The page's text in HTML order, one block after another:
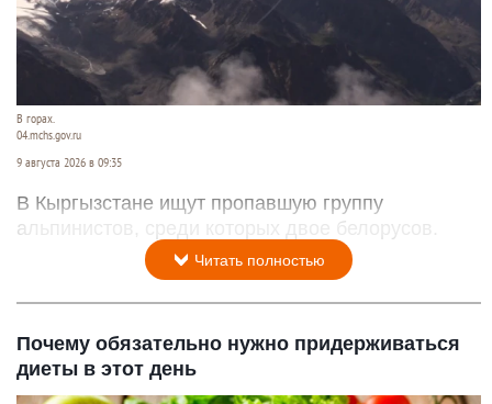
В горах.
04.mchs.gov.ru
9 августа 2026 в 09:35
В Кыргызстане ищут пропавшую группу
альпинистов, среди которых двое белорусов.
Читать полностью
Почему обязательно нужно придерживаться
диеты в этот день